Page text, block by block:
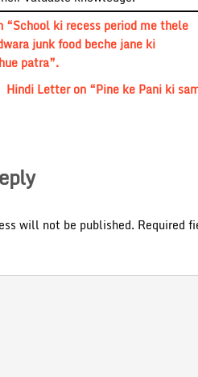
“School ki recess period me thele
junk food beche jane ki
patra”.
Hindi Letter on “Pine ke Pani ki
will not be published. Required